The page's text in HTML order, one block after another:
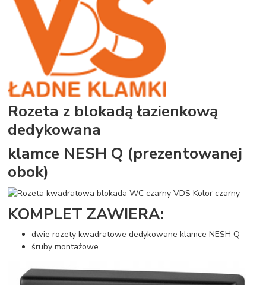
Rozeta z blokadą łazienkową
dedykowana
klamce NESH Q (prezentowanej
obok)
KOMPLET ZAWIERA:
dwie rozety kwadratowe dedykowane klamce NESH Q
śruby montażowe